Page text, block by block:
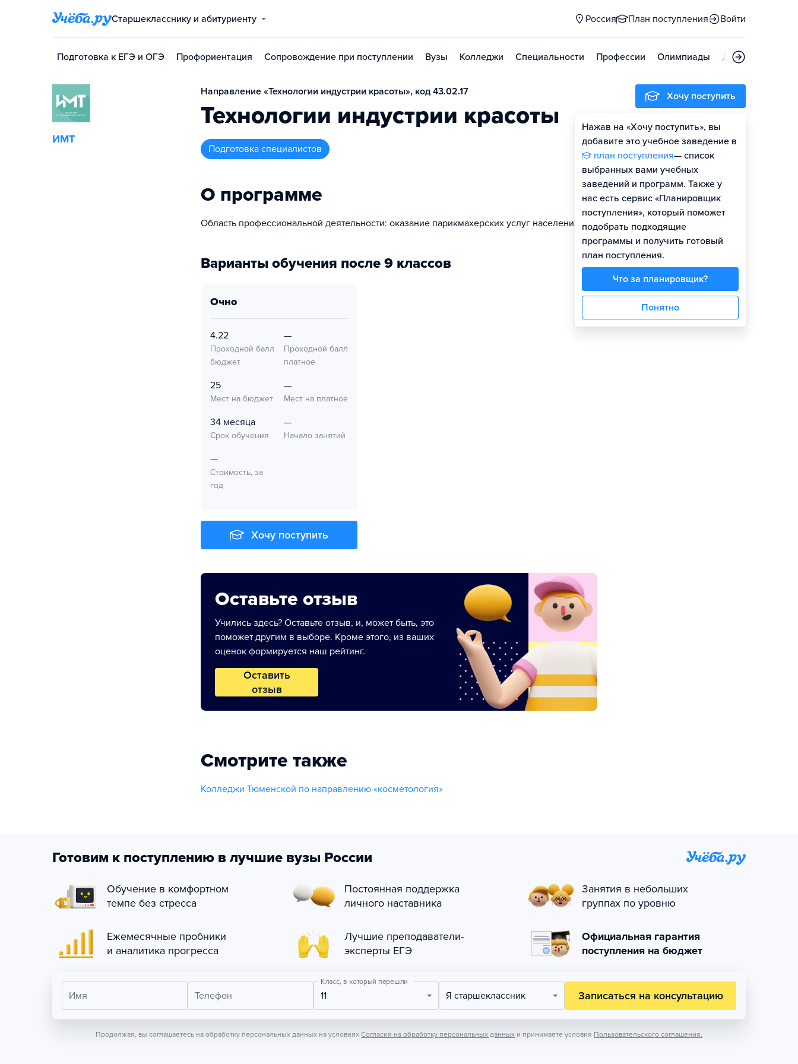
Старшекласснику и абитуриенту Россия План поступления Войти
Подготовка к ЕГЭ и ОГЭ Профориентация Сопровождение при поступлении Вузы Колледжи Специальности Профессии Олимпиады Дни открытых
ИМТ
Направление «Технологии индустрии красоты», код 43.02.17
Технологии индустрии красоты
подготовка специалистов
О программе
Область профессиональной деятельности: оказание парикмахерских услуг населению.
Варианты обучения после 9 классов
очно
4.22
Проходной балл
бюджет
—
Проходной балл
платное
25
Мест на бюджет
—
Мест на платное
34 месяца
Срок обучения
—
Начало занятий
—
Стоимость, за
год
Хочу поступить
Оставьте отзыв
Учились здесь? Оставьте отзыв, и, может быть, это
поможет другим в выборе. Кроме этого, из ваших
оценок формируется наш рейтинг.
Оставить
отзыв
Смотрите также
Колледжи Тюменской по направлению «косметология»
Хочу поступить
Нажав на «Хочу поступить», вы
добавите это учебное заведение в
план поступления— список
выбранных вами учебных
заведений и программ. Также у
нас есть сервис «Планировщик
поступления», который поможет
подобрать подходящие
программы и получить готовый
план поступления.
Что за планировщик?
Понятно
Готовим к поступлению в лучшие вузы России
Обучение в комфортном
темпе без стресса
Постоянная поддержка
личного наставника
Занятия в небольших
группах по уровню
Ежемесячные пробники
и аналитика прогресса
Лучшие преподаватели-
эксперты ЕГЭ
Официальная гарантия
поступления на бюджет
Имя Телефон
Класс, в который перешли
11 Я старшеклассник Записаться на консультацию
Продолжая, вы соглашаетесь на обработку персональных данных на условиях Согласия на обработку персональных данных и принимаете условия Пользовательского соглашения.